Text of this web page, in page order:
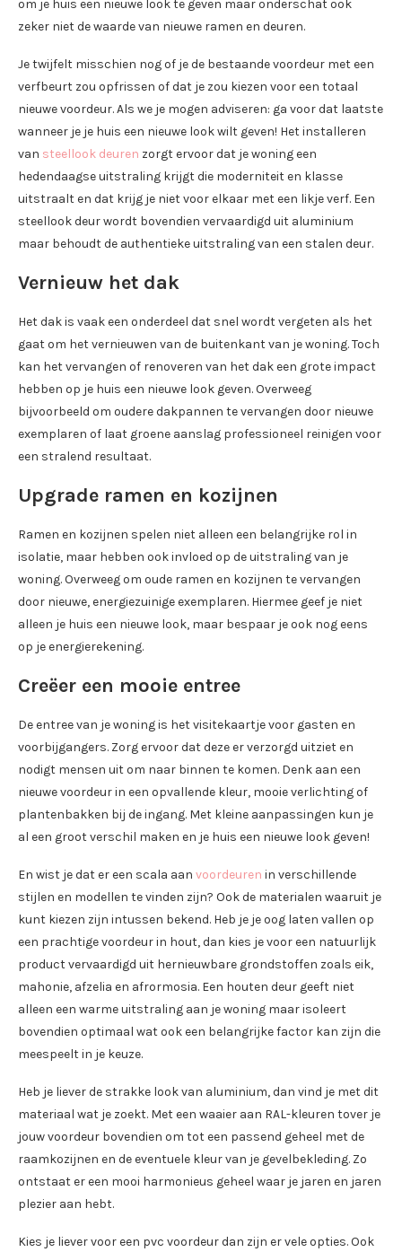
om je huis een nieuwe look te geven maar onderschat ook
zeker niet de waarde van nieuwe ramen en deuren.
Je twijfelt misschien nog of je de bestaande voordeur met een
verfbeurt zou opfrissen of dat je zou kiezen voor een totaal
nieuwe voordeur. Als we je mogen adviseren: ga voor dat laatste
wanneer je je huis een nieuwe look wilt geven! Het installeren
van steellook deuren zorgt ervoor dat je woning een
hedendaagse uitstraling krijgt die moderniteit en klasse
uitstraalt en dat krijg je niet voor elkaar met een likje verf. Een
steellook deur wordt bovendien vervaardigd uit aluminium
maar behoudt de authentieke uitstraling van een stalen deur.
Vernieuw het dak
Het dak is vaak een onderdeel dat snel wordt vergeten als het
gaat om het vernieuwen van de buitenkant van je woning. Toch
kan het vervangen of renoveren van het dak een grote impact
hebben op je huis een nieuwe look geven. Overweeg
bijvoorbeeld om oudere dakpannen te vervangen door nieuwe
exemplaren of laat groene aanslag professioneel reinigen voor
een stralend resultaat.
Upgrade ramen en kozijnen
Ramen en kozijnen spelen niet alleen een belangrijke rol in
isolatie, maar hebben ook invloed op de uitstraling van je
woning. Overweeg om oude ramen en kozijnen te vervangen
door nieuwe, energiezuinige exemplaren. Hiermee geef je niet
alleen je huis een nieuwe look, maar bespaar je ook nog eens
op je energierekening.
Creëer een mooie entree
De entree van je woning is het visitekaartje voor gasten en
voorbijgangers. Zorg ervoor dat deze er verzorgd uitziet en
nodigt mensen uit om naar binnen te komen. Denk aan een
nieuwe voordeur in een opvallende kleur, mooie verlichting of
plantenbakken bij de ingang. Met kleine aanpassingen kun je
al een groot verschil maken en je huis een nieuwe look geven!
En wist je dat er een scala aan voordeuren in verschillende
stijlen en modellen te vinden zijn? Ook de materialen waaruit je
kunt kiezen zijn intussen bekend. Heb je je oog laten vallen op
een prachtige voordeur in hout, dan kies je voor een natuurlijk
product vervaardigd uit hernieuwbare grondstoffen zoals eik,
mahonie, afzelia en afrormosia. Een houten deur geeft niet
alleen een warme uitstraling aan je woning maar isoleert
bovendien optimaal wat ook een belangrijke factor kan zijn die
meespeelt in je keuze.
Heb je liever de strakke look van aluminium, dan vind je met dit
materiaal wat je zoekt. Met een waaier aan RAL-kleuren tover je
jouw voordeur bovendien om tot een passend geheel met de
raamkozijnen en de eventuele kleur van je gevelbekleding. Zo
ontstaat er een mooi harmonieus geheel waar je jaren en jaren
plezier aan hebt.
Kies je liever voor een pvc voordeur dan zijn er vele opties. Ook